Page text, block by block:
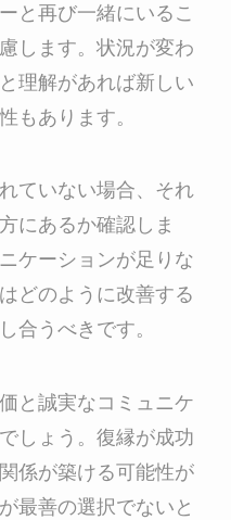
と再び一緒にいるこ
します。状況が変わ
理解があれば新しい
もあります。
ていない場合、それ
にあるか確認しま
ケーションが足りな
どのように改善する
合うべきです。
と誠実なコミュニケ
しょう。復縁が成功
係が築ける可能性が
最善の選択でないと